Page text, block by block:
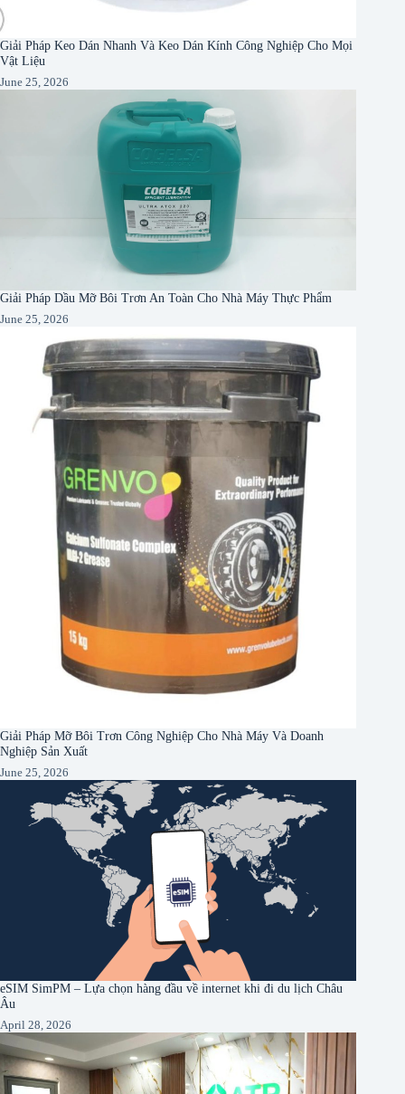
Giải Pháp Keo Dán Nhanh Và Keo Dán Kính Công Nghiệp Cho Mọi
Vật Liệu
June 25, 2026
Giải Pháp Dầu Mỡ Bôi Trơn An Toàn Cho Nhà Máy Thực Phẩm
June 25, 2026
Giải Pháp Mỡ Bôi Trơn Công Nghiệp Cho Nhà Máy Và Doanh
Nghiệp Sản Xuất
June 25, 2026
eSIM SimPM – Lựa chọn hàng đầu về internet khi đi du lịch Châu
Âu
April 28, 2026